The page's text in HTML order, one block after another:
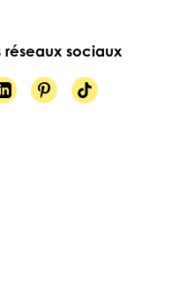
réseaux sociaux